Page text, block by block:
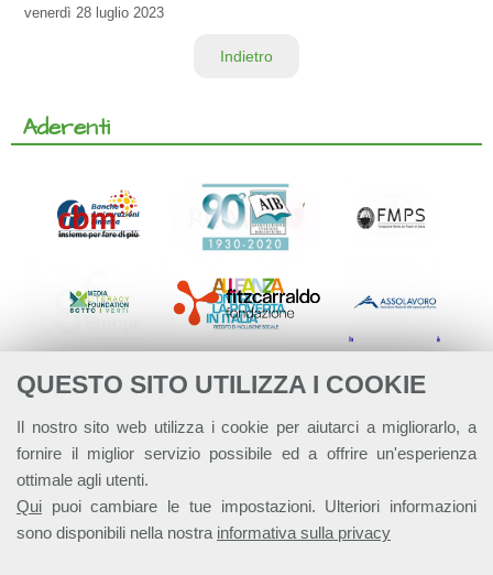
QUESTO SITO UTILIZZA I COOKIE
Il nostro sito web utilizza i cookie per aiutarci a migliorarlo, a
fornire il miglior servizio possibile ed a offrire un'esperienza
ottimale agli utenti.
Qui puoi cambiare le tue impostazioni. Ulteriori informazioni
sono disponibili nella nostra informativa sulla privacy
venerdì 28 luglio 2023
Indietro
Aderenti